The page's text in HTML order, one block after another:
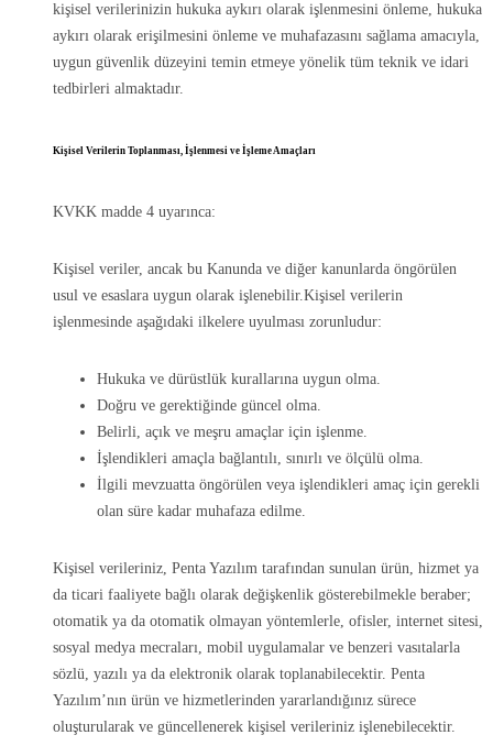
kişisel verilerinizin hukuka aykırı olarak işlenmesini önleme, hukuka
aykırı olarak erişilmesini önleme ve muhafazasını sağlama amacıyla,
uygun güvenlik düzeyini temin etmeye yönelik tüm teknik ve idari
tedbirleri almaktadır.
Kişisel Verilerin Toplanması, İşlenmesi ve İşleme Amaçları
KVKK madde 4 uyarınca:
Kişisel veriler, ancak bu Kanunda ve diğer kanunlarda öngörülen
usul ve esaslara uygun olarak işlenebilir.Kişisel verilerin
işlenmesinde aşağıdaki ilkelere uyulması zorunludur:
Hukuka ve dürüstlük kurallarına uygun olma.
Doğru ve gerektiğinde güncel olma.
Belirli, açık ve meşru amaçlar için işlenme.
İşlendikleri amaçla bağlantılı, sınırlı ve ölçülü olma.
İlgili mevzuatta öngörülen veya işlendikleri amaç için gerekli
olan süre kadar muhafaza edilme.
Kişisel verileriniz, Penta Yazılım tarafından sunulan ürün, hizmet ya
da ticari faaliyete bağlı olarak değişkenlik gösterebilmekle beraber;
otomatik ya da otomatik olmayan yöntemlerle, ofisler, internet sitesi,
sosyal medya mecraları, mobil uygulamalar ve benzeri vasıtalarla
sözlü, yazılı ya da elektronik olarak toplanabilecektir. Penta
Yazılım’nın ürün ve hizmetlerinden yararlandığınız sürece
oluşturularak ve güncellenerek kişisel verileriniz işlenebilecektir.